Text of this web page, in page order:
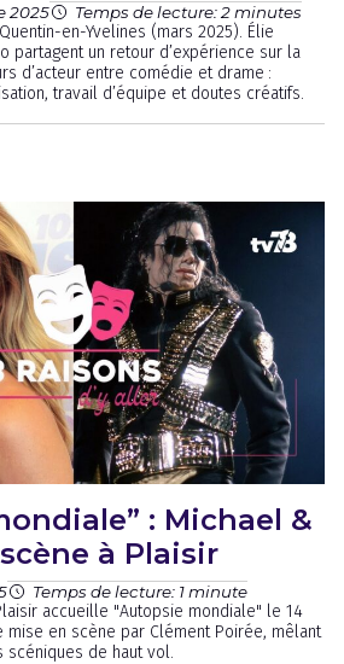
2025 Temps de lecture: 2 minutes
en-Yvelines (mars 2025). Élie
partagent un retour d’expérience sur la
d’acteur entre comédie et drame :
travail d’équipe et doutes créatifs.
: Michael &
à Plaisir
Temps de lecture: 1 minute
accueille "Autopsie mondiale" le 14
mise en scène par Clément Poirée, mêlant
scéniques de haut vol.